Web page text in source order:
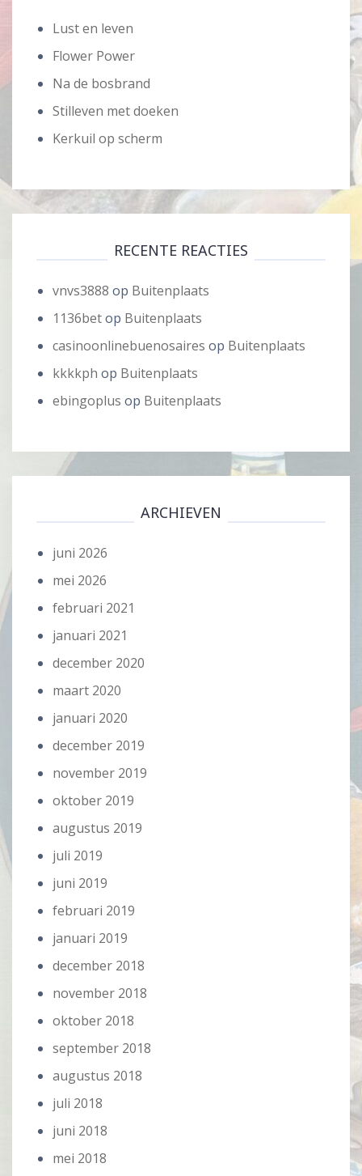
Lust en leven
Flower Power
Na de bosbrand
Stilleven met doeken
Kerkuil op scherm
RECENTE REACTIES
vnvs3888 op Buitenplaats
1136betop Buitenplaats
casinoonlinebuenosaires op Buitenplaats
kkkkph op Buitenplaats
ebingoplus op Buitenplaats
ARCHIEVEN
juni 2026
mei 2026
februari 2021
januari 2021
december 2020
maart 2020
januari 2020
december 2019
november 2019
oktober 2019
augustus 2019
juli 2019
juni 2019
februari 2019
januari 2019
december 2018
november 2018
oktober 2018
september 2018
augustus 2018
juli 2018
juni 2018
mei 2018